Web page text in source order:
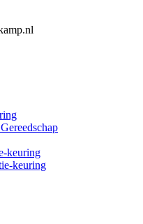
keuring
keuring